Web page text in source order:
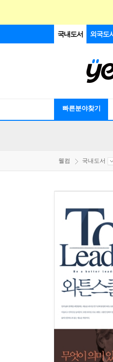
국내도서 외국도
빠른분야찾기
웰컴 국내도서